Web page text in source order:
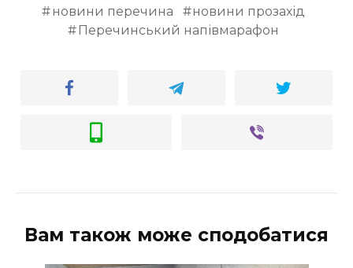
новини перечина
новини прозахід
Перечинський напівмарафон
Вам також може сподобатися